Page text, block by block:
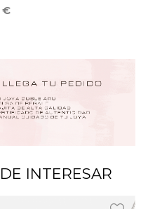
€
INTERESAR